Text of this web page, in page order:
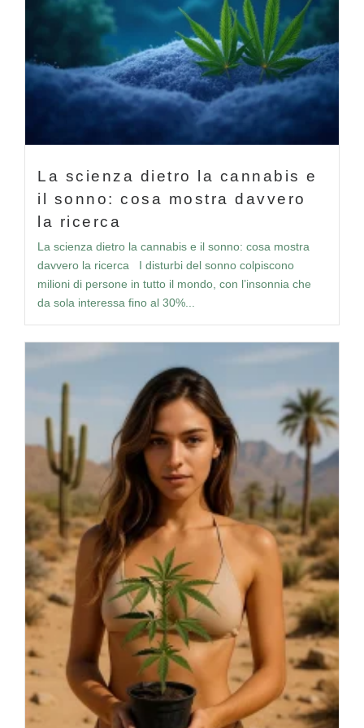
La scienza dietro la cannabis e
il sonno: cosa mostra davvero
la ricerca
La scienza dietro la cannabis e il sonno: cosa mostra
davvero la ricerca I disturbi del sonno colpiscono
milioni di persone in tutto il mondo, con l’insonnia che
da sola interessa fino al 30%...